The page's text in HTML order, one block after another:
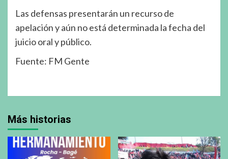
Las defensas presentarán un recurso de
apelación y aún no está determinada la fecha del
juicio oral y público.
Fuente: FM Gente
Más historias